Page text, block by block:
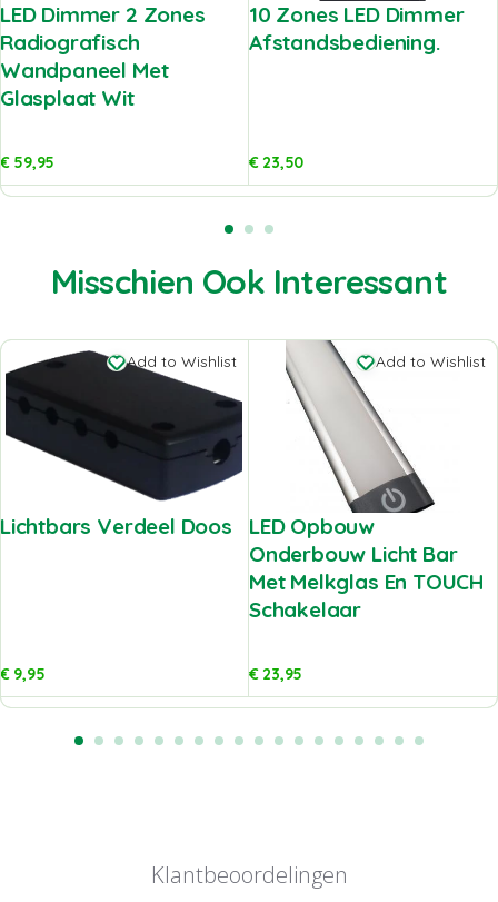
LED Dimmer 2 Zones
Radiografisch
Wandpaneel Met
Glasplaat Wit
€59,95
10 Zones LED Dimmer
Afstandsbediening.
€23,50
Misschien Ook Interessant
Add to Wishlist
Lichtbars Verdeel Doos
€9,95
Add to Wishlist
LED Opbouw
Onderbouw Licht Bar
Met Melkglas En TOUCH
Schakelaar
€23,95
Klantbeoordelingen